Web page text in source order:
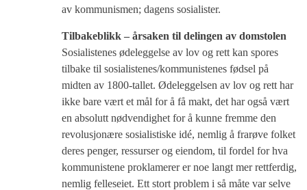
av kommunismen; dagens sosialister.
Tilbakeblikk – årsaken til delingen av domstolen
Sosialistenes ødeleggelse av lov og rett kan spores
tilbake til sosialistenes/kommunistenes fødsel på
midten av 1800-tallet. Ødeleggelsen av lov og rett har
ikke bare vært et mål for å få makt, det har også vært
en absolutt nødvendighet for å kunne fremme den
revolusjonære sosialistiske idé, nemlig å frarøve folket
deres penger, ressurser og eiendom, til fordel for hva
kommunistene proklamerer er noe langt mer rettferdig,
nemlig felleseiet. Ett stort problem i så måte var selve